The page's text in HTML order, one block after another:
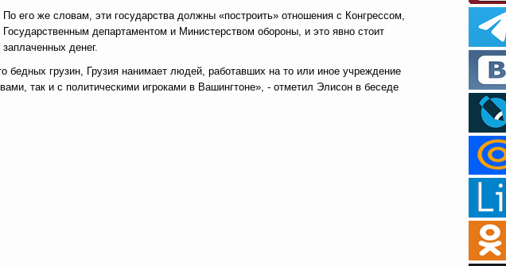
По его же словам, эти государства должны «построить» отношения с Конгрессом,
Государственным департаментом и Министерством обороны, и это явно стоит
заплаченных денег.
бедных грузин, Грузия нанимает людей, работавших на то или иное учреждение
так и с политическими игроками в Вашингтоне», - отметил Элисон в беседе